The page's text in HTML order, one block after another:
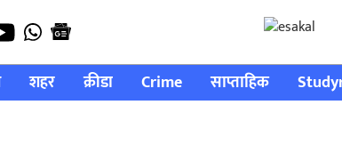
शहर क्रीडा Crime साप्ताहिक